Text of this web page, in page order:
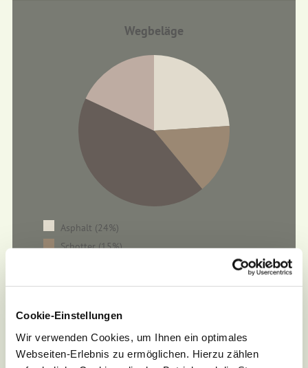
Cookie-Einstellungen
Wir verwenden Cookies, um Ihnen ein optimales
Webseiten-Erlebnis zu ermöglichen. Hierzu zählen
Wegbeläge
Asphalt (24%)
Schotter (15%)
Wanderweg (18%)